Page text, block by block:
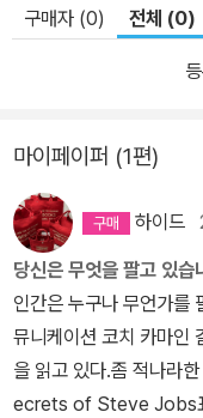
구매자 (0) 전체 (0)
마이페이퍼 (1편)
하이드
당신은 무엇을 팔고 있습
인간은 누구나 무언가를 팔고 있다. - 로버트
뮤니케이션 코치 카마인
을 읽고 있다.좀 적나라
ecrets of Steve Jobs표